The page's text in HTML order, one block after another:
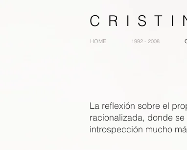
C R I S T
HOME 1992 - 2008
La reflexión sobre el
racionalizada, donde
introspección mucho